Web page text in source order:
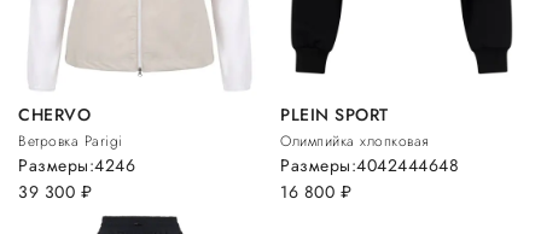
CHERVO
Ветровка Parigi
39 300 руб.
Размеры:4246
PLEIN SPORT
Олимпийка хлопковая
16 800 руб.
Размеры:4042444648